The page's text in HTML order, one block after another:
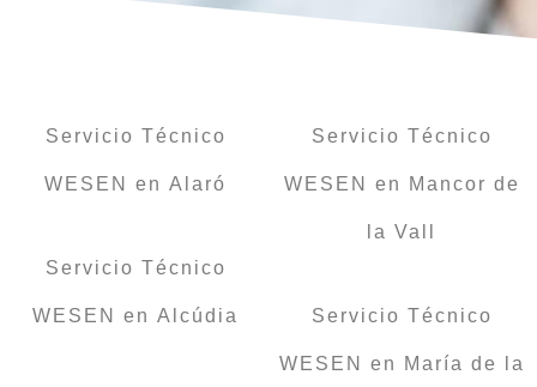
Servicio Técnico
WESEN en Alaró
Servicio Técnico
WESEN en Alcúdia
Servicio Técnico
WESEN en Mancor de
la Vall
Servicio Técnico
WESEN en María de la